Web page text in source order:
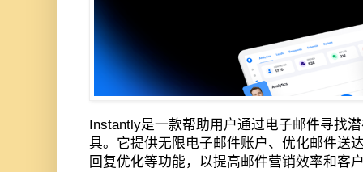
Instantly是一款帮助用户通过电子邮件寻找
具。它提供无限电子邮件账户、优化邮件送
回复优化等功能，以提高邮件营销效率和客